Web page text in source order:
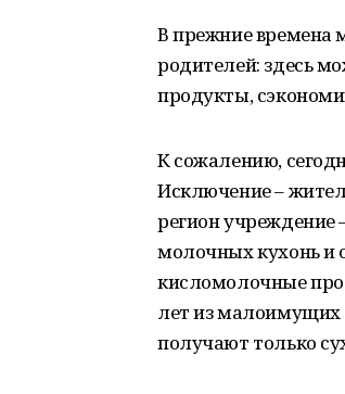
В прежние времена
родителей: здесь
продукты,
К сожалению,
Исключение –
регион учреждение
молочных кухонь и
кисломолочные
лет из малоимущих
получают только